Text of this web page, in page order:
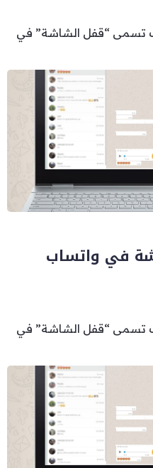
تسمى “قفل الشاشة” في
في واتساب
تسمى “قفل الشاشة” في